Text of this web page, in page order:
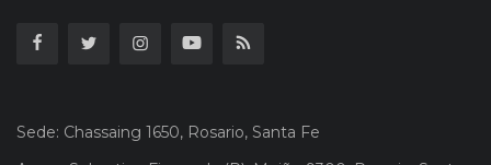
Sede: Chassaing 1650, Rosario, Santa Fe